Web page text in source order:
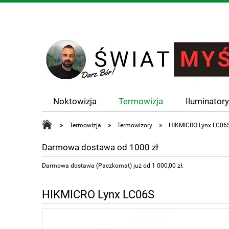
Noktowizja Termowizja Iluminatory
» Termowizja » Termowizory » HIKMICRO Lynx
Darmowa dostawa od 1000 zł
Darmowa dostawa (Paczkomat) już od 1 000,00 zł.
HIKMICRO Lynx LC06S